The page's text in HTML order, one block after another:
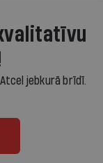
jebkurā brīdī.